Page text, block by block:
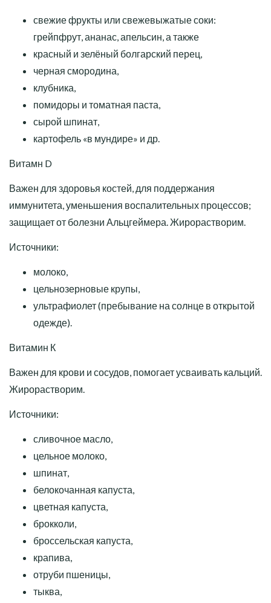
свежие фрукты или свежевыжатые соки:
грейпфрут, ананас, апельсин, а также
красный и зелёный болгарский перец,
черная смородина,
клубника,
помидоры и томатная паста,
сырой шпинат,
картофель «в мундире» и др.
Витамн D
Важен для здоровья костей, для поддержания
иммунитета, уменьшения воспалительных процессов;
защищает от болезни Альцгеймера. Жирорастворим.
Источники:
молоко,
цельнозерновые крупы,
ультрафиолет (пребывание на солнце в открытой
одежде).
Витамин К
Важен для крови и сосудов, помогает усваивать кальций.
Жирорастворим.
Источники:
сливочное масло,
цельное молоко,
шпинат,
белокочанная капуста,
цветная капуста,
брокколи,
броссельская капуста,
крапива,
отруби пшеницы,
тыква,